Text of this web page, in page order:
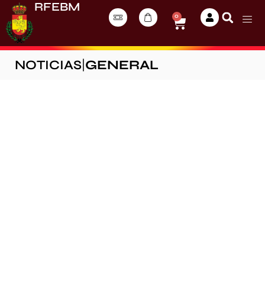
RFEBM
0
NOTICIAS GENERAL